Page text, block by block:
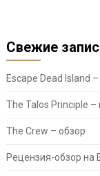
Свежие
Escape Dead Island
The Talos Principle
The Crew – обзор
Рецензия-обзор на